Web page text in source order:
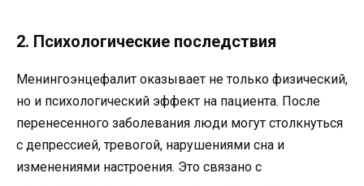
2. Психологические последствия
Менингоэнцефалит оказывает не только физический,
но и психологический эффект на пациента. После
перенесенного заболевания люди могут столкнуться
с депрессией, тревогой, нарушениями сна и
изменениями настроения. Это связано с